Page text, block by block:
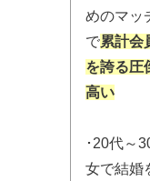
めのマッ
で累計会
を誇る圧
高い
･20代～
女で結婚